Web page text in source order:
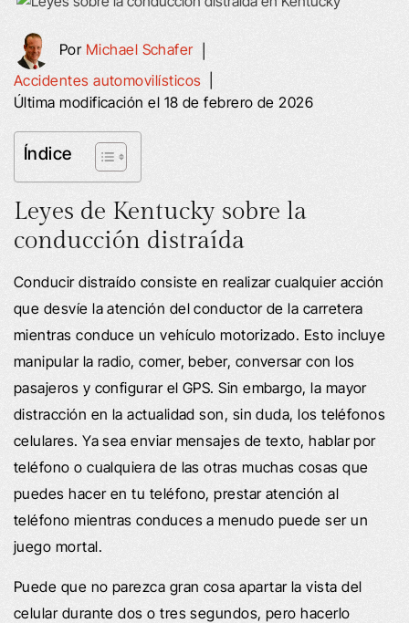
Por Michael Schafer|
Accidentes automovilísticos
Última modificación el 18 de febrero de 2026
Índice
Leyes de Kentucky sobre la
conducción distraída
Conducir distraído consiste en realizar cualquier acción
que desvíe la atención del conductor de la carretera
mientras conduce un vehículo motorizado. Esto incluye
manipular la radio, comer, beber, conversar con los
pasajeros y configurar el GPS. Sin embargo, la mayor
distracción en la actualidad son, sin duda, los teléfonos
celulares. Ya sea enviar mensajes de texto, hablar por
teléfono o cualquiera de las otras muchas cosas que
puedes hacer en tu teléfono, prestar atención al
teléfono mientras conduces a menudo puede ser un
juego mortal.
Puede que no parezca gran cosa apartar la vista del
celular durante dos o tres segundos, pero hacerlo